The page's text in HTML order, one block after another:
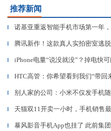
推荐新闻
▎ 诺基亚重返智能手机市场第一年
▎ 腾讯新作！这款真人实拍密室逃
▎ iPhone电量“说没就没”？掉电快
▎ HTC高管：你希望看到我们“带回
▎ 别人家的公司：小米不仅发手机
▎ 天猫双11开卖一小时，手机销售
▎ 暴风影音手机App也挂了 此前集